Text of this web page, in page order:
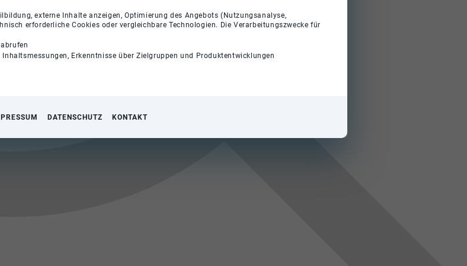
externe Inhalte anzeigen, Optimierung des Angebots (Nutzungsanalyse,
erforderliche Cookies oder vergleichbare Technologien. Die Verarbeitungszwecke für
Erkenntnisse über Zielgruppen und Produktentwicklungen
DATENSCHUTZ KONTAKT